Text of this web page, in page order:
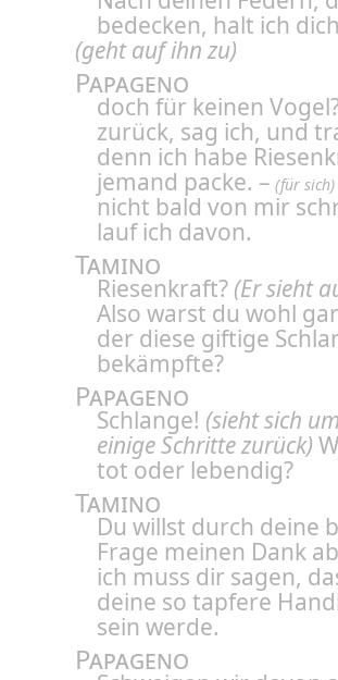
bedecken, halt ich
(geht auf ihn zu)
Papageno
doch für keinen
zurück, sag ich, und
denn ich habe
jemand packe. – (für sich)
nicht bald von mir
lauf ich davon.
Tamino
Riesenkraft? (Er sieht
Also warst du wohl
der diese giftige
bekämpfte?
Papageno
Schlange! (sieht sich
einige Schritte zurück)
tot oder lebendig?
Tamino
Du willst durch deine
Frage meinen Dank
ich muss dir sagen,
deine so tapfere
sein werde.
Papageno